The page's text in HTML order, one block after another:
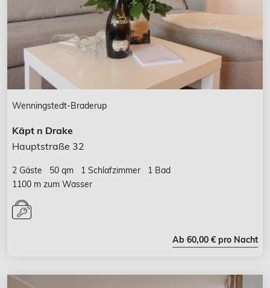
Wenningstedt-Braderup
Käpt n Drake
Hauptstraße 32
2 Gäste 50 qm 1 Schlafzimmer
1 Bad
1100 m zum Wasser
Ab 60,00 € pro Nacht